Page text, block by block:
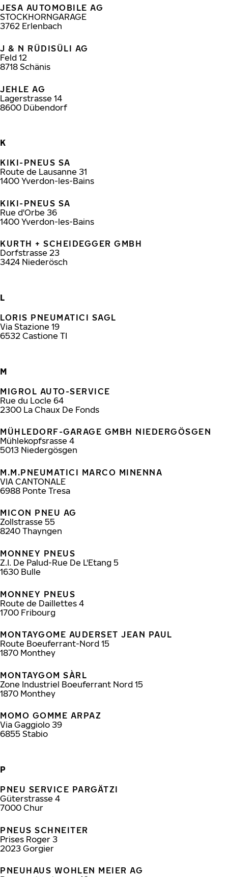
JESA AUTOMOBILE AG
STOCKHORNGARAGE
3762 Erlenbach
J & N RÜDISÜLI AG
Feld 12
8718 Schänis
JEHLE AG
Lagerstrasse 14
8600 Dübendorf
K
KIKI-PNEUS SA
Route de Lausanne 31
1400 Yverdon-les-Bains
KIKI-PNEUS SA
Rue d'Orbe 36
1400 Yverdon-les-Bains
KURTH + SCHEIDEGGER GMBH
Dorfstrasse 23
3424 Niederösch
L
LORIS PNEUMATICI SAGL
Via Stazione 19
6532 Castione TI
M
MIGROL AUTO-SERVICE
Rue du Locle 64
2300 La Chaux De Fonds
MÜHLEDORF-GARAGE GMBH NIEDERGÖSGEN
Mühlekopfsrasse 4
5013 Niedergösgen
M.M.PNEUMATICI MARCO MINENNA
VIA CANTONALE
6988 Ponte Tresa
MICON PNEU AG
Zollstrasse 55
8240 Thayngen
MONNEY PNEUS
Z.I. De Palud-Rue De L'Etang 5
1630 Bulle
MONNEY PNEUS
Route de Daillettes 4
1700 Fribourg
MONTAYGOME AUDERSET JEAN PAUL
Route Boeuferrant-Nord 15
1870 Monthey
MONTAYGOM SÀRL
Zone Industriel Boeuferrant Nord 15
1870 Monthey
MOMO GOMME ARPAZ
Via Gaggiolo 39
6855 Stabio
P
PNEU SERVICE PARGÄTZI
Güterstrasse 4
7000 Chur
PNEUS SCHNEITER
Prises Roger 3
2023 Gorgier
PNEUHAUS WOHLEN MEIER AG